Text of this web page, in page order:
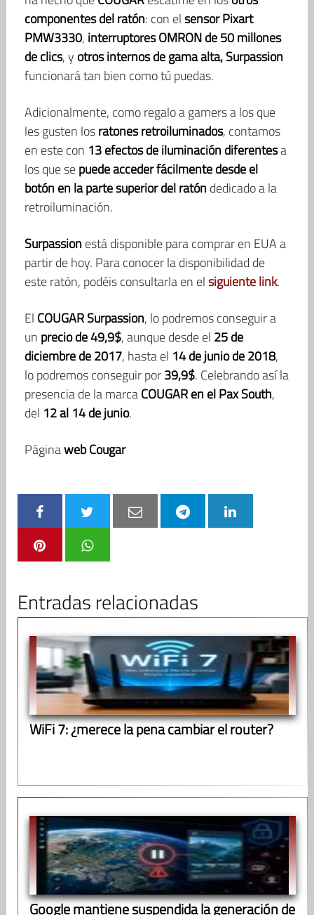
componentes del ratón: con elsensor Pixart
PMW3330, interruptores OMRON de 50 millones
de clics, y otros internos de gama alta, Surpassion
funcionará tan bien como tú puedas.
Adicionalmente, como regalo a gamers a los que
les gusten losratones retroiluminados, contamos
en este con 13 efectos de iluminación diferentesa
los que sepuede acceder fácilmente desde el
botón en la parte superior del ratóndedicado a la
retroiluminación.
Surpassionestá disponible para comprar en EUA a
partir de hoy. Para conocer la disponibilidad de
este ratón, podéis consultarla en elsiguiente link.
El COUGAR Surpassion, lo podremos conseguir a
un precio de 49,9$, aunque desde el 25 de
diciembre de 2017, hasta el 14 de junio de 2018,
lo podremos conseguir por39,9$. Celebrando así la
presencia de la marcaCOUGAR en el Pax South,
del 12 al 14 de junio.
Páginaweb Cougar
Entradas relacionadas
WiFi 7: ¿merece la pena cambiar el router?
Google mantiene suspendida la generación de